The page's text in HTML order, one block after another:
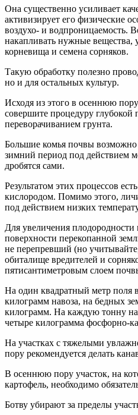
Она существенно усиливает
активизирует его физические
воздухо- и водпроницаемость.
накапливать нужные вещества,
корневища и семена сорняков.
Такую обработку полезно
но и для остальных культур.
Исходя из этого в осеннюю
совершите процедуру
переворачиванием грунта.
Большие комья почвы возможно
зимний период под действием
дробятся сами.
Результатом этих процессов
кислородом. Помимо этого,
под действием низких
Для увеличения плодородности
поверхности перекопанной
не перепревший (но
обиталище вредителей и
пятисантиметровым слоем
На один квадратный метр поля
килограмм навоза, на бедных
килограмм. На каждую тонну
четыре килограмма фосфорно-
На участках с тяжелыми
пору рекомендуется делать
В осеннюю пору участок, на
картофель, необходимо
Ботву убирают за пределы